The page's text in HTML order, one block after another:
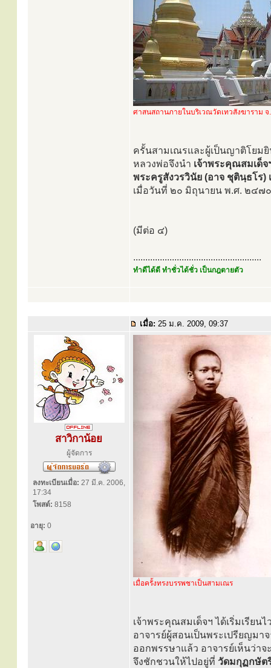
ศาสนสถานภายในบริเวณวัดเทวสังฆาราม
ครั้นสามเณรและผู้เป็นญาติโยม
หลวงพ่อจึงนำ เจ้าพระคุณสมเด็จ
พระครูสังวรวินัย (อาจ ชุตินฺธโร)
เมื่อวันที่ ๒๐ มิถุนายน พ.ศ. ๒๔๗๐
(มีต่อ ๔)
.....................................................
ทำดีได้ดี ทำชั่วได้ชั่ว เป็นกฎตายตัว
เมื่อ: 25 ม.ค. 2009, 09:37
สาวิกาน้อย
ผู้จัดการ
ลงทะเบียนเมื่อ: 27 มี.ค. 2006,
17:34
โพสต์: 8158
อายุ: 0
เมื่อครั้งทรงบรรพชาเป็นสามเณร
เจ้าพระคุณสมเด็จฯ ได้เริ่มเรีย
อาจารย์ผู้สอนเป็นพระเปรียญมา
ออกพรรษาแล้ว อาจารย์เห็นว่า
จึงชักชวนให้ไปอยู่ที่ วัดมกุฏกษัต